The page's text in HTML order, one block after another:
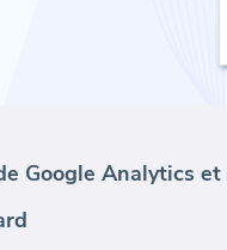
Google Analytics